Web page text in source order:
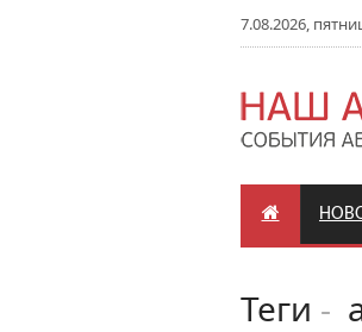
7.08.2026,
Теги -